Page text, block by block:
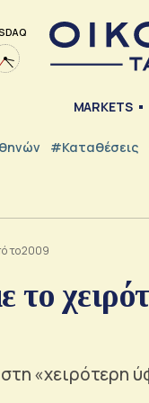
MARKETS
#Καταθέσεις
το 2009
«χειρότερη